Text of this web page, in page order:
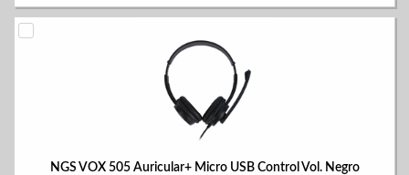
NGS VOX 505 Auricular+ Micro USB Control Vol. Negro